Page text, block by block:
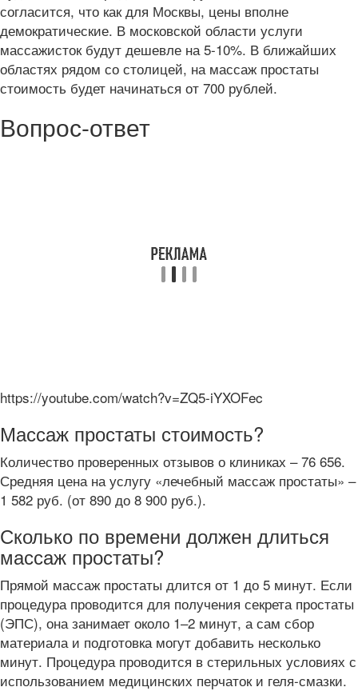
согласится, что как для Москвы, цены вполне
демократические. В московской области услуги
массажисток будут дешевле на 5-10%. В ближайших
областях рядом со столицей, на массаж простаты
стоимость будет начинаться от 700 рублей.
Вопрос-ответ
https://youtube.com/watch?v=ZQ5-iYXOFec
Массаж простаты стоимость?
Количество проверенных отзывов о клиниках – 76 656.
Средняя цена на услугу «лечебный массаж простаты» –
1 582 руб. (от 890 до 8 900 руб.).
Сколько по времени должен длиться
массаж простаты?
Прямой массаж простаты длится от 1 до 5 минут. Если
процедура проводится для получения секрета простаты
(ЭПС), она занимает около 1–2 минут, а сам сбор
материала и подготовка могут добавить несколько
минут. Процедура проводится в стерильных условиях с
использованием медицинских перчаток и геля-смазки.